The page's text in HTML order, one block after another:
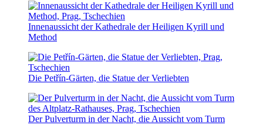
Innenaussicht der Kathedrale der Heiligen Kyrill und
Method
Die Petřín-Gärten, die Statue der Verliebten
Der Pulverturm in der Nacht, die Aussicht vom Turm